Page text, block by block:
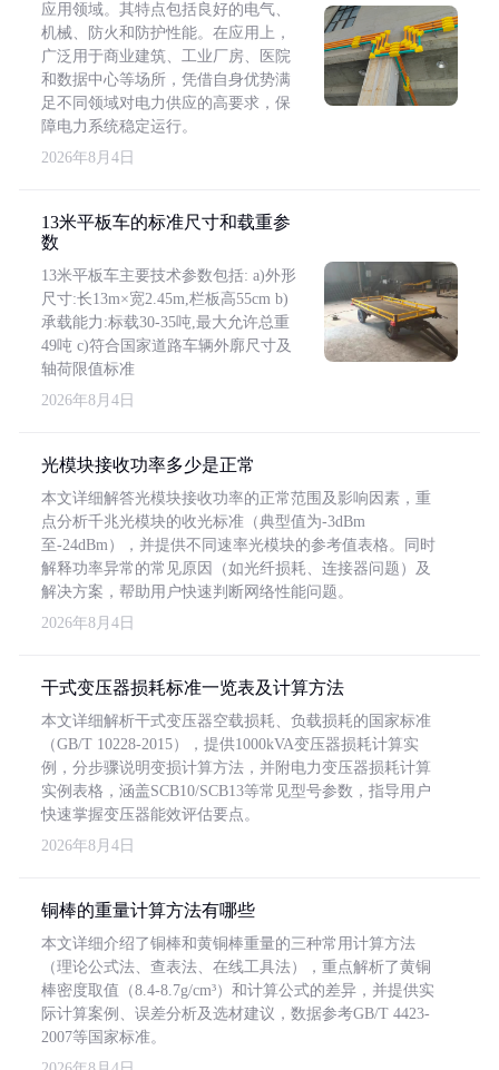
应用领域。其特点包括良好的电气、
机械、防火和防护性能。在应用上，
广泛用于商业建筑、工业厂房、医院
和数据中心等场所，凭借自身优势满
足不同领域对电力供应的高要求，保
障电力系统稳定运行。
2026年8月4日
13米平板车的标准尺寸和载重参
数
13米平板车主要技术参数包括: a)外形
尺寸:长13m×宽2.45m,栏板高55cm b)
承载能力:标载30-35吨,最大允许总重
49吨 c)符合国家道路车辆外廓尺寸及
轴荷限值标准
2026年8月4日
光模块接收功率多少是正常
本文详细解答光模块接收功率的正常范围及影响因素，重
点分析千兆光模块的收光标准（典型值为-3dBm
至-24dBm），并提供不同速率光模块的参考值表格。同时
解释功率异常的常见原因（如光纤损耗、连接器问题）及
解决方案，帮助用户快速判断网络性能问题。
2026年8月4日
干式变压器损耗标准一览表及计算方法
本文详细解析干式变压器空载损耗、负载损耗的国家标准
（GB/T 10228-2015），提供1000kVA变压器损耗计算实
例，分步骤说明变损计算方法，并附电力变压器损耗计算
实例表格，涵盖SCB10/SCB13等常见型号参数，指导用户
快速掌握变压器能效评估要点。
2026年8月4日
铜棒的重量计算方法有哪些
本文详细介绍了铜棒和黄铜棒重量的三种常用计算方法
（理论公式法、查表法、在线工具法），重点解析了黄铜
棒密度取值（8.4-8.7g/cm³）和计算公式的差异，并提供实
际计算案例、误差分析及选材建议，数据参考GB/T 4423-
2007等国家标准。